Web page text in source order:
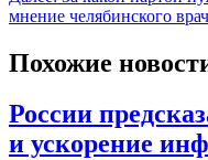
мнение челябинского
Похожие
России
и ускорение